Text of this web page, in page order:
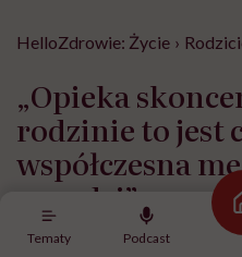
Tematy Podcast
HelloZdrowie: Życie ›
„Opieka
rodzinie to jest
współczesna
poradzi”